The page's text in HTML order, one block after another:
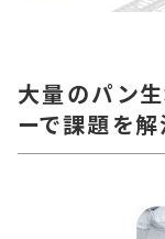
大量のパン
ーで課題を解